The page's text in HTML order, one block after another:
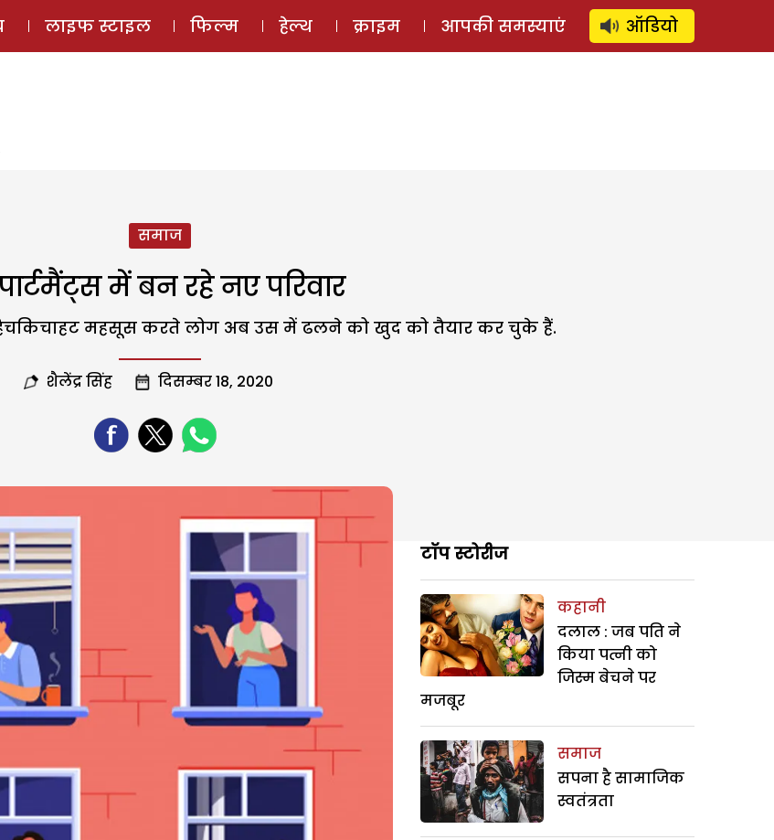
ई-मैगज़ीन ऑडियो स्टोरी लॉग इन ⚲ SUBSCRIBE
लाइफ स्टाइल फिल्म हेल्थ क्राइम आपकी समस्याएं ऑडियो
समाज
में बन रहे नए परिवार
महसूस करते लोग अब उस में ढलने को खुद को तैयार कर चुके हैं.
शैलेंद्र सिंह दिसम्बर 18, 2020
टॉप स्टोरीज
कहानी
दलाल : जब पति ने
किया पत्नी को
जिस्म बेचने पर
मजबूर
समाज
सपना है सामाजिक
स्वतंत्रता